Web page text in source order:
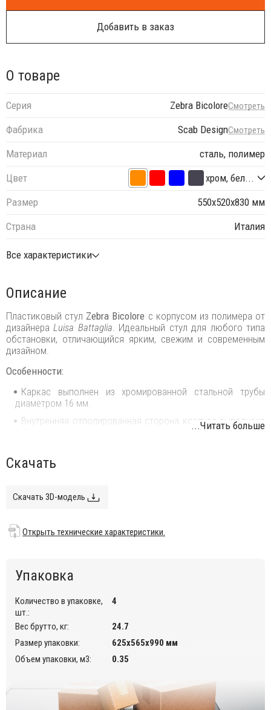
Добавить в заказ
О товаре
Серия Zebra BicoloreСмотреть
Фабрика Scab DesignСмотреть
Материал
сталь, полимер
Цвет
хром, бел...
Размер
550х520х830 мм
Страна
Италия
Все характеристики
Описание
Пластиковый стул Zebra Bicolore с корпусом из полимера от
дизайнераLuisa Battaglia . Идеальный стул для любого типа
обстановки, отличающийся ярким, свежим и современным
дизайном.
Особенности:
Каркас выполнен из хромированной стальной трубы
диаметром 16 мм.
Внутренняя отполированная сторона корпуса выполнена
в белом цвете, внешняя граненная поверхность - цветная.
максимального удобства хранения.
...Читать больше
Скачать
Скачать 3D-модель
Открыть технические характеристики.
Упаковка
Количество в упаковке,
шт.:
4
Вес брутто, кг:
24.7
Размер упаковки:
625х565х990 мм
Объем упаковки, м3:
0.35